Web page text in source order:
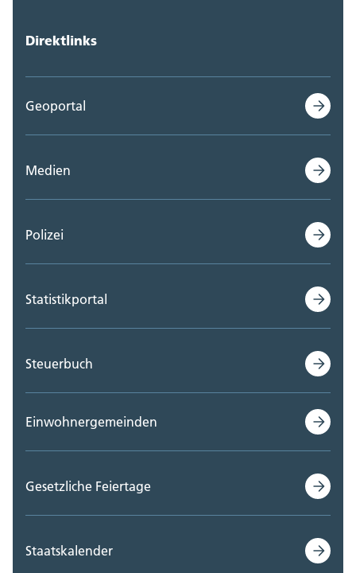
Direktlinks
Geoportal
Medien
Polizei
Statistikportal
Steuerbuch
Einwohnergemeinden
Gesetzliche Feiertage
Staatskalender